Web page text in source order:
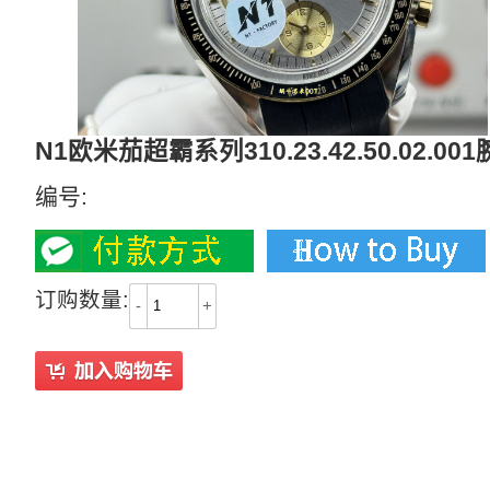
N1欧米茄超霸系列310.23.42.50.02.001
编号:
订购数量: - +